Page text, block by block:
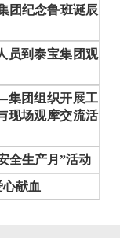
团纪念鲁班诞辰
员到泰宝集团观
团组织开展工
现场观摩交流活
全生产月”活动
心献血